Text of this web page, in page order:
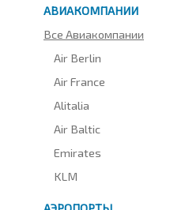
АВИАКОМПАНИИ
Все Авиакомпании
Air Berlin
Air France
Alitalia
Air Baltic
Emirates
KLM